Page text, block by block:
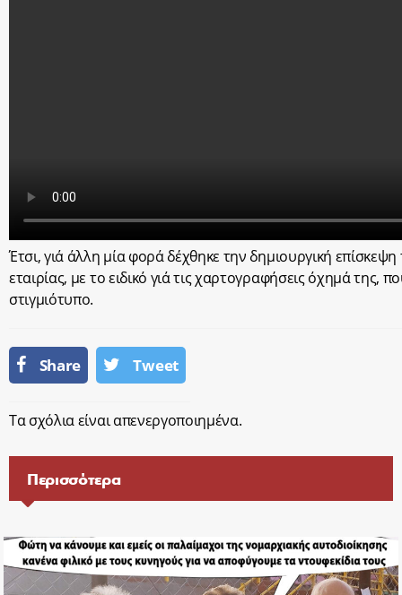
Έτσι, γιά άλλη μία φορά δέχθηκε την δημιουργική
εταιρίας, με το ειδικό γιά τις χαρτογραφήσεις όχημά της,
στιγμιότυπο.
Share Tweet
Τα σχόλια είναι απενεργοποιημένα.
Περισσότερα